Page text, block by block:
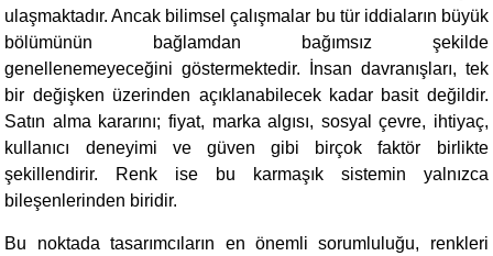
ulaşmaktadır. Ancak bilimsel çalışmalar bu tür iddiaların büyük
bölümünün bağlamdan bağımsız şekilde
genellenemeyeceğini göstermektedir. İnsan davranışları, tek
bir değişken üzerinden açıklanabilecek kadar basit değildir.
Satın alma kararını; fiyat, marka algısı, sosyal çevre, ihtiyaç,
kullanıcı deneyimi ve güven gibi birçok faktör birlikte
şekillendirir. Renk ise bu karmaşık sistemin yalnızca
bileşenlerinden biridir.
Bu noktada tasarımcıların en önemli sorumluluğu, renkleri